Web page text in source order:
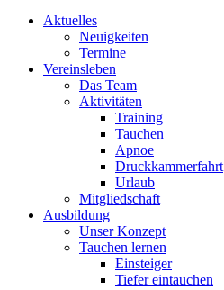
Aktuelles
Neuigkeiten
Termine
Vereinsleben
Das Team
Aktivitäten
Training
Tauchen
Apnoe
Druckkammerfahrt
Urlaub
Mitgliedschaft
Ausbildung
Unser Konzept
Tauchen lernen
Einsteiger
Tiefer eintauchen